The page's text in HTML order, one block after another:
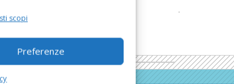
scopi
Preferenze